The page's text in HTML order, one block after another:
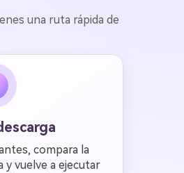
una ruta rápida de
compara la
y vuelve a ejecutar